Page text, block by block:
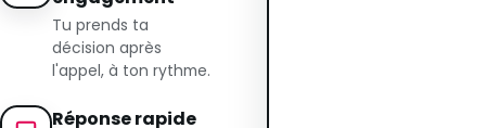
Tu prends ta
décision après
l'appel, à ton rythme.
Réponse rapide